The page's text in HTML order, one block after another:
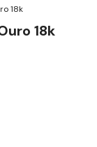
18k
18k